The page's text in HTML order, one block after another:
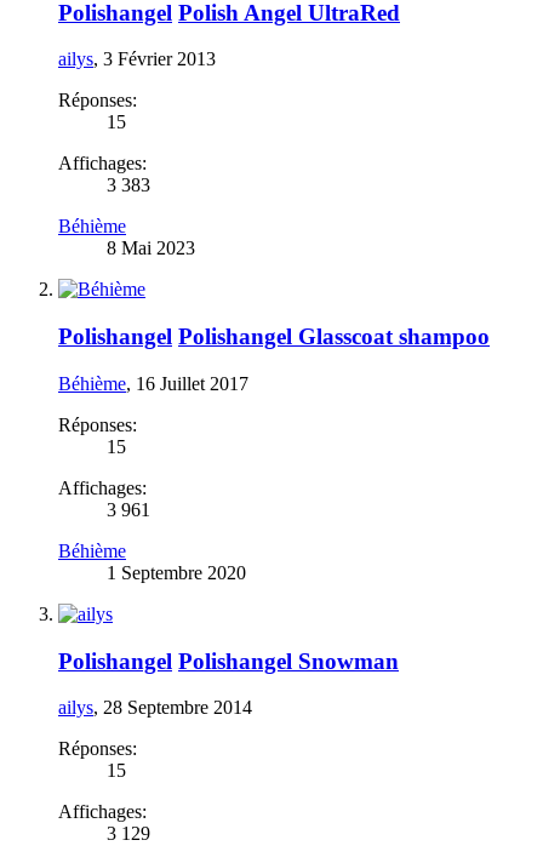
Polishangel Polish Angel UltraRed
ailys, 3 Février 2013
Réponses:
15
Affichages:
3 383
Béhième
8 Mai 2023
Polishangel Polishangel Glasscoat shampoo
Béhième, 16 Juillet 2017
Réponses:
15
Affichages:
3 961
Béhième
1 Septembre 2020
Polishangel Polishangel Snowman
ailys, 28 Septembre 2014
Réponses:
15
Affichages:
3 129